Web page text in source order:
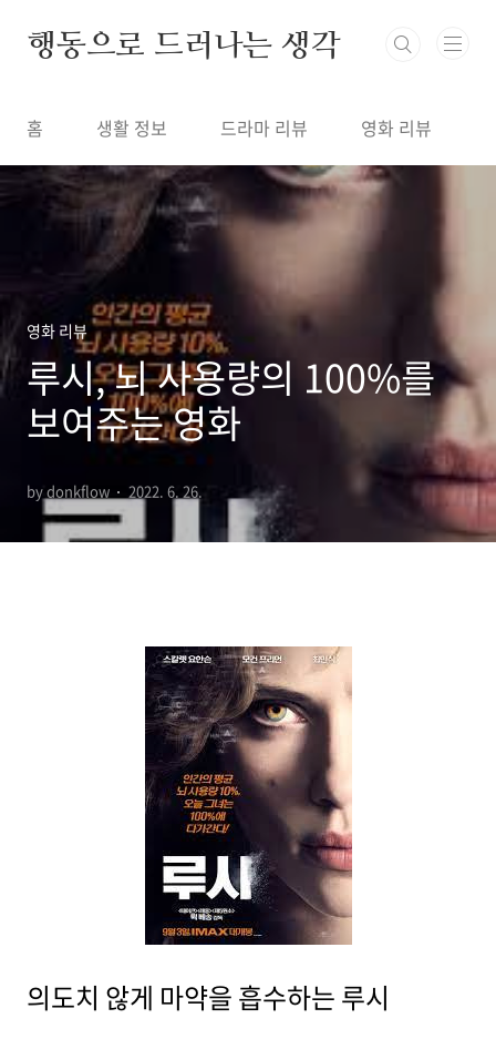
행동으로 드러나는 생각
홈 생활 정보 드라마 리뷰 영화 리뷰
영화 리뷰
루시, 뇌 사용량의 100%를
보여주는 영화
by donkflow 2022. 6. 26.
의도치 않게 마약을 흡수하는 루시